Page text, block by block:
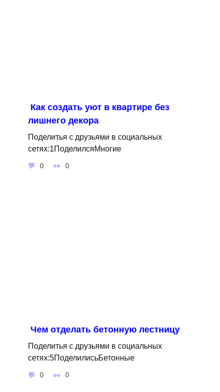
Как создать уют в квартире без
лишнего декора
Поделитья с друзьями в социальных
сетях:1ПоделилсяМногие
0 0
Чем отделать бетонную лестницу
Поделитья с друзьями в социальных
сетях:5ПоделилисьБетонные
0 0